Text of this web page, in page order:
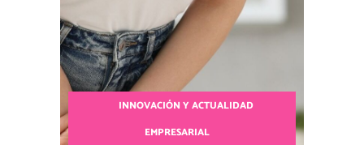
INNOVACIÓN Y ACTUALIDAD
EMPRESARIAL